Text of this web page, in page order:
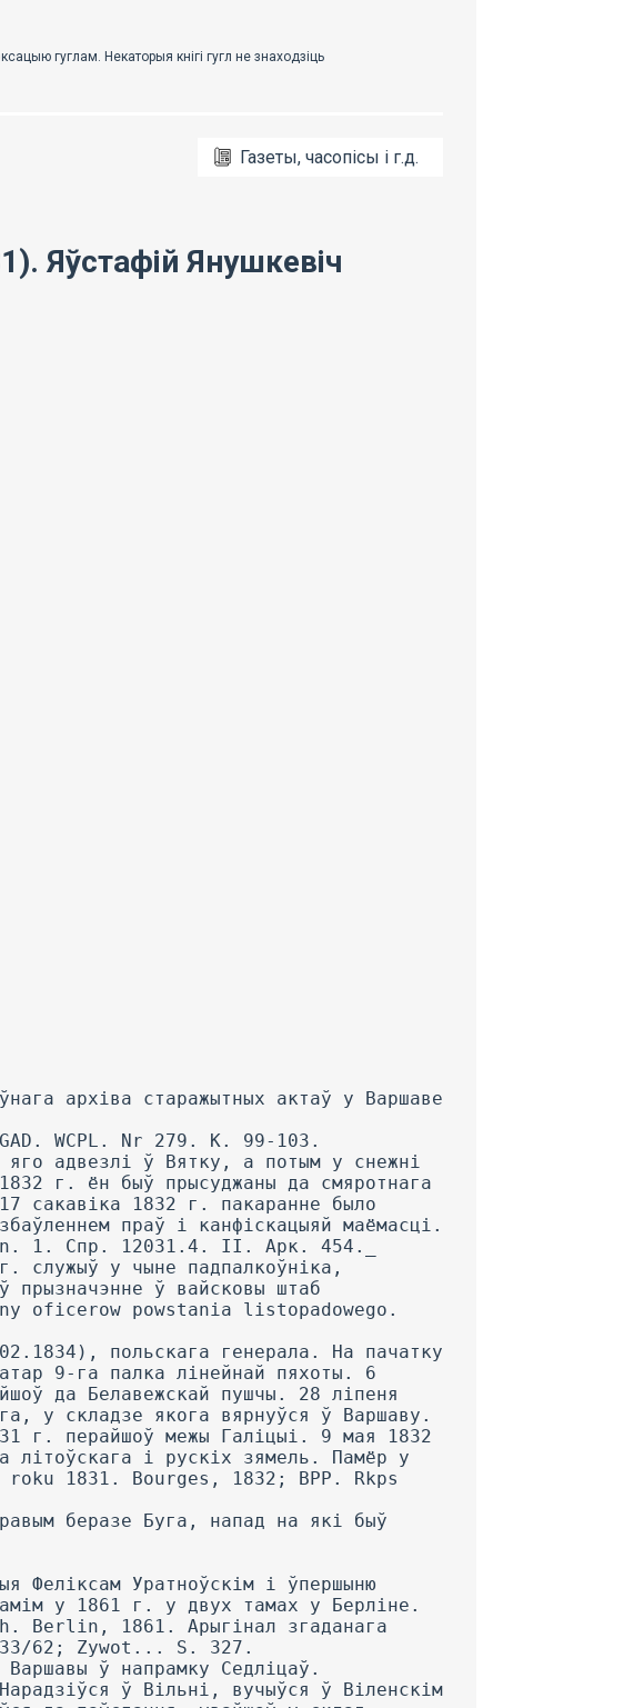
Газеты, часопісы і г.д.
Яўстафій Янушкевіч
217 Узгаданы факт мсў месца каля в. Крыжановічы. якая знаходзіцца за некалькі кіламетраў ад г. Ілжа. 218 Маецца на ўвазе Самуэль Рожыцкі. 219 Залатым крыжам 1'irtnti Militari Янушкевіч быў узнагароджаны 7 верасня 1831 г. Між тым гэты факт не згадваецца ў выданні, падрыхтаваным С. Тарноўскім. Гл.: Ksi^ga pamiatkowa w 50-letnia rocznicij powstania roku 1830, zawieraj^ca spis imienny dowodcow i sztabsofice- row tudziez oficerow, podoficerow i zolnierzy annii polskiej w tymze roku krzyzem wojskowym «Virtuti Militari» ozdobionych. Lwow, 1881. 220 Маецца на ўвазе кніга Рожыцкага, выдадзеная ў 1832 г. Гл: Rozecki, S. Zdanie sprawy Narodowi z czynnosci w roku 1831. Bourges, 1832. Трэба адзначыць, што надрукаваная справаздача генерала складаецца з 73 старонак, з якіх згаданым падзеям прысвечана каля 45. Сярод змешчанага матэрыялу ў кнізе знаходзіцца шэраг афіцыйных загадаў, адрасаваных Рожыцкаму. Тым не менш значная колькасць крыніц па гэтай тэме так і не была ўведзеная ва ўжытак і да сёння захоўваецца ў фондах Польскай бібліятэкі ў Парыжы. Гл.: ВРР. Rkps 406. Раріегу Sztabu Glownego wojska polskiego z 1831. T. 20. Akta odnosz^ce si? do korpusu gen. Samuela Rozyckiego. 221 У штабе генерала Самуэля Рожіцкага Я. Янушкевіч меў пасаду ад’ютанта, аднак на самай справе выконваў абавязкі шэфа штаба, якія лічыліся за Юзафам Рожыцкім (1795-1871). Апошні ў перыяд паўстання служыў у чыне капітана ў 9-м палку лінейнай пяхоты. Гл.: Saletra, W. Pami?tnik z dzialan korpusu gen. Samuela Rozeckiego w Kieleckim w r. 1831 // Studia Historyczne. Kwartalnik. R. XXV. Kra­kow, 1982. Z. 1. S. 99. 222 Кракаўскага, Сандамірскага i Калішскага ваяводстваў. 223 Шпіцрутэн — доўгі гібкі прут ці палка для цялесных пакаранняў пераважна салдатаў. 224 Янушкевіч апісвае падзею, якая адбылася каля 21 жніўня ў в. Міраў Радамскага пав. 225 Адыход корпуса Самуэля Рожыцкага, які налічваў 1400 чалавек і меў на ўзбраенні шэсць гармат, у Галіцыю адбыўся каля г. Хшанаў 28 верасня 1831 г. Гл.: Callier, Е. Bitwy і potyczki stoczone przez wojsko polskie w roku 1831. Poznan, 1887. S. 356. 226 Mexay — павятовы горад y Келецкай губерні. 227 Олькуш — павятовы горад у Келецкай губерні. 228 Хшанаў — павятовы горад у Галіцыі. 229 Асвенцім — мястэчка ў Бяльскім павеце ў Галіцыі. 2311 Бобрык — вёска ў Хшанаўскім павеце, якая знаходзіцца за 6 кіламетраў ад Асвенціма. 231 Затор — горад у Вадовіцкім павеце, які знаходзіцца на адлегласці 14 кіламетраў ад Вадовіц. 232 Чэрнусь — абразлівая мянушка. 233 Размова ідзе пра Кальварыю Забржыдоўскую, мястэчка, якое знаходзіцца на адлегласці каля 40 кіламетраў ад Кракава. 234 Пётр Шэ.мбек (14.12.1788-21.06.1866), генерал дывізіі польскіх войскаў. На вайсковай службе ад 1807 г. Ад 4-16 снежня 1830 г. выконваў абавязкі губсрнатара Варшавы, кіраваў 4-й пяхотнай дывізіяй. Удзельнічаў у бітвах пад Грохавам і інш. 235 Ян Непамуцен Умінскі (05.02.1778—1 85 1), польскі генерал, удзельнічаў у паўстанні 1794 г. Сябра Патрыятычнага таварыства, за што ў 1826 г. трапіў на 6 гадоў у вязніцу. 3 пачаткам паўстання ў 1830 г. збег і далучыўся да паўстанцаў. Кіраваў 1-м корпусам кавалерыі, браў удзел у бітве пад Астроленкай, абараняў Варшаву. Пасля паразы паўстання апынуўся ў эміграцыі ў Францыі, дзейнічаў на баку кн. А. Чартарыйскага. Адзін з заснавальнікаў Польскага літаратурнага таварыства. 236 Янушкевіч мае на ўвазе другі сшытак (таксама знаходзіцца ў фондах Ягелонскай бібліятэкі), дзе ўтрымліваюцца вытрымкі з карэспандэнцыі і нататак, распачатых ім 29 лістапада 1831 г. і даведзеных да жніўня 1851 г. Гл.: BJ. Rkps przyb. 256/69. Eustachy Januszkiewicz. Wyjatki z korespondencii z lat 1831-1871. 237 Палітычна-літаратурны часопіс «Польскі пілігрым» выдаваўся Янушкевічам у Парыжы ад лістапада 1832 г. да снсжня 1833 г., рэдактарамі з’яўляліся Адам Міцкевіч і Багдан Яньскі. Гл.: Pielgrzym Polski. Paryz, 1832-1833. 238 Аляксандр Ялавіцкі (18.12.1804—15.04.1877), г